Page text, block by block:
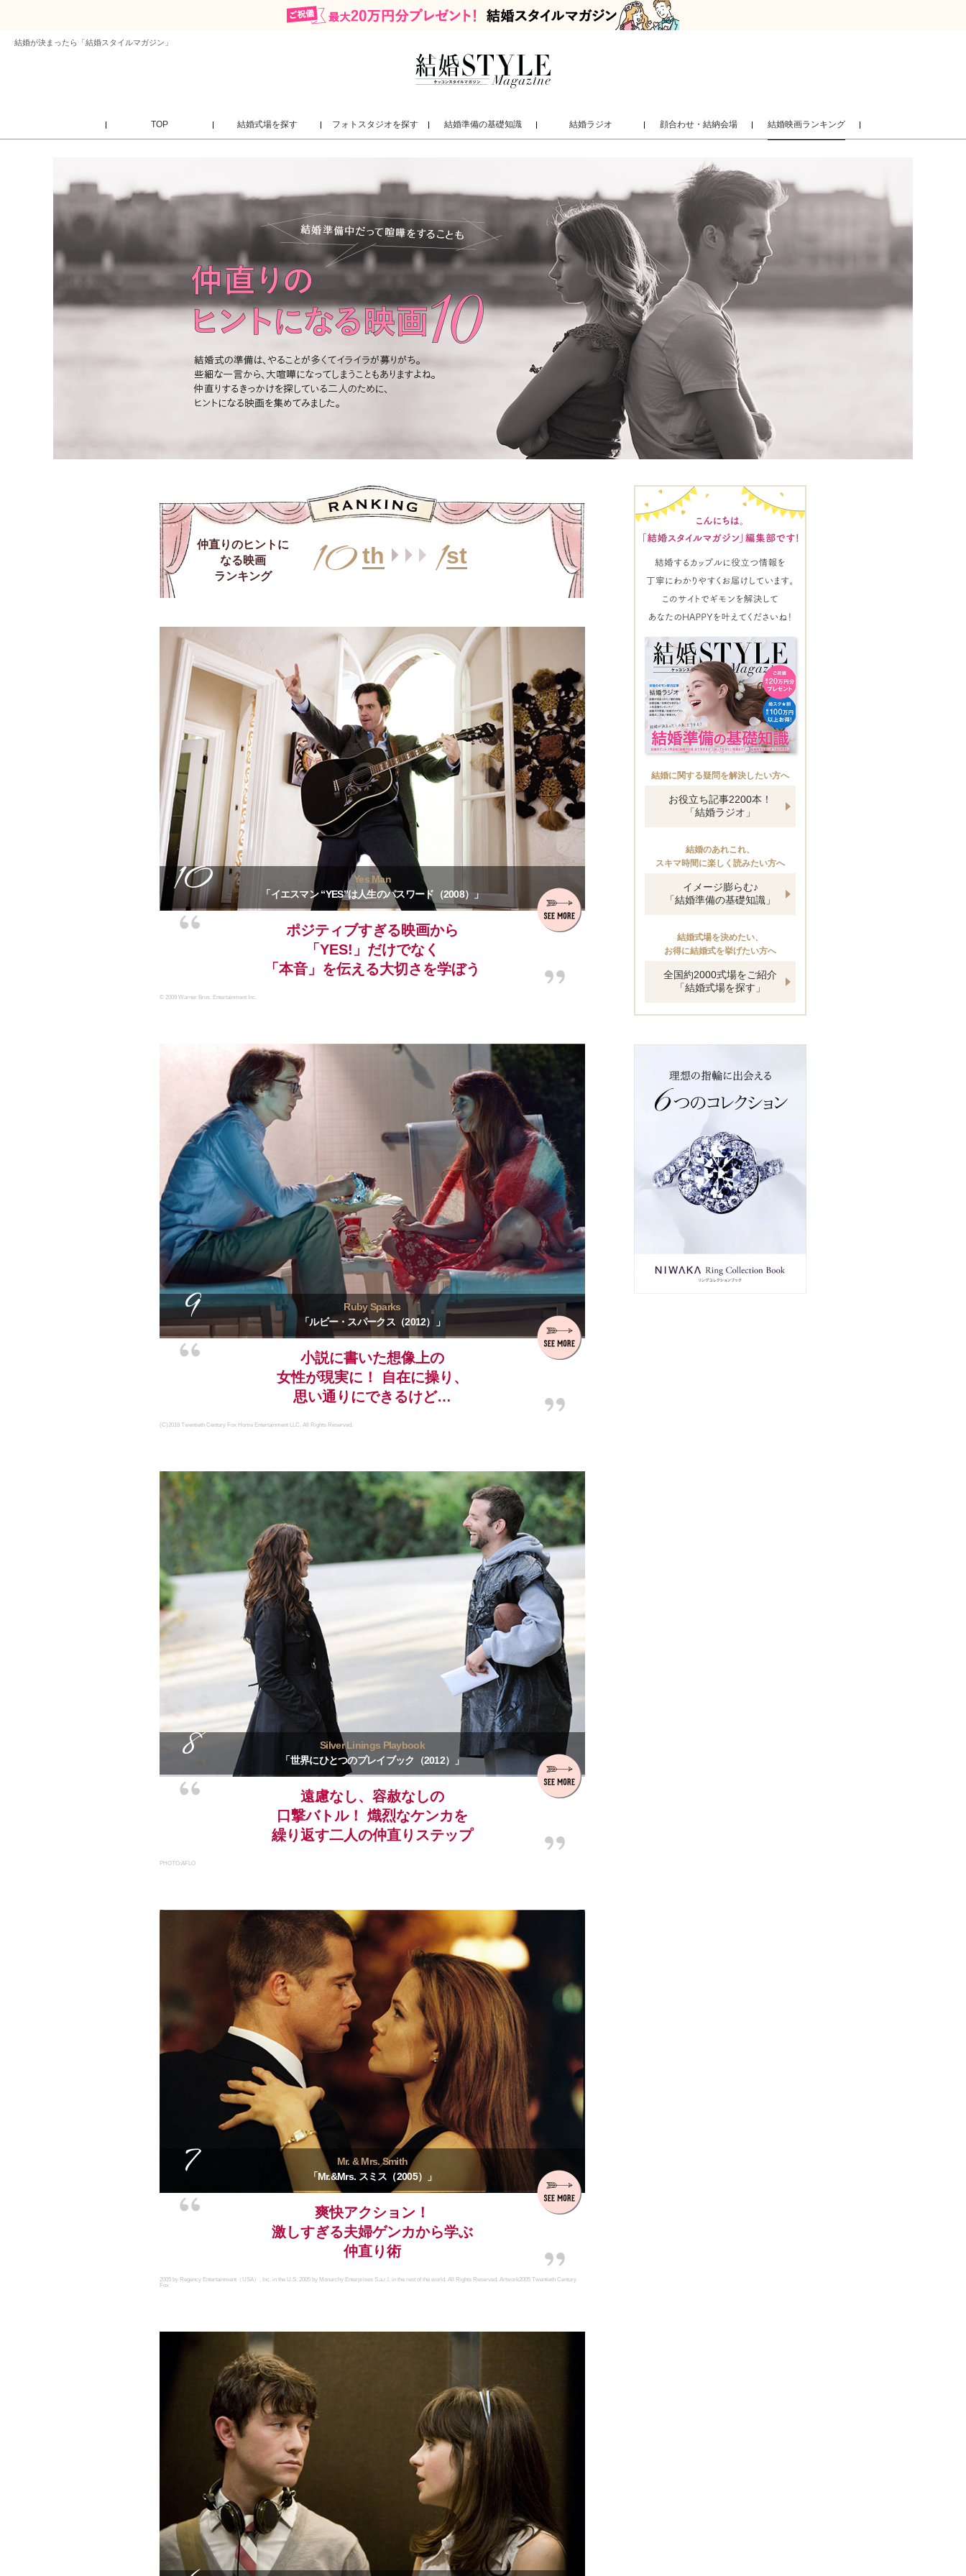
結婚が決まったら「結婚スタイルマガジン」
TOP 結婚式場を探す フォトスタジオを探す 結婚準備の基礎知識 結婚ラジオ 顔合わせ・結納会場 結婚映画ランキング
仲直りのヒントに
なる映画
ランキング
10th 1st
10
Yes Man
「イエスマン “YES”は人生のパスワード（2008）」
ポジティブすぎる映画から
「YES!」だけでなく
「本音」を伝える大切さを学ぼう
© 2009 Warner Bros. Entertainment Inc.
9
Ruby Sparks
「ルビー・スパークス（2012）」
小説に書いた想像上の
女性が現実に！ 自在に操り、
思い通りにできるけど…
(C)2018 Twentieth Century Fox Home Entertainment LLC. All Rights Reserved.
8
Silver Linings Playbook
「世界にひとつのプレイブック（2012）」
遠慮なし、容赦なしの
口撃バトル！ 熾烈なケンカを
繰り返す二人の仲直りステップ
PHOTO:AFLO
7
Mr. & Mrs. Smith
「Mr.&Mrs. スミス（2005）」
爽快アクション！
激しすぎる夫婦ゲンカから学ぶ
仲直り術
2005 by Regency Entertainment（USA）, Inc. in the U.S. 2005 by Monarchy Enterprises S.a.r.l. in the rest of the world. All Rights Reserved. Artwork2005 Twentieth Century
Fox
結婚に関する疑問を解決したい方へ
お役立ち記事2200本！
「結婚ラジオ」
結婚のあれこれ、
スキマ時間に楽しく読みたい方へ
イメージ膨らむ♪
「結婚準備の基礎知識」
結婚式場を決めたい、
お得に結婚式を挙げたい方へ
全国約2000式場をご紹介
「結婚式場を探す」